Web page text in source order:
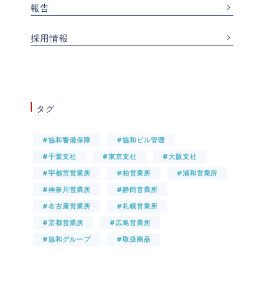
報告
採用情報
タグ
#協和警備保障
#協和ビル管理
#千葉支社
#東京支社
#大阪支社
#宇都宮営業所
#柏営業所
#浦和営業所
#神奈川営業所
#静岡営業所
#名古屋営業所
#札幌営業所
#京都営業所
#広島営業所
#協和グループ
#取扱商品